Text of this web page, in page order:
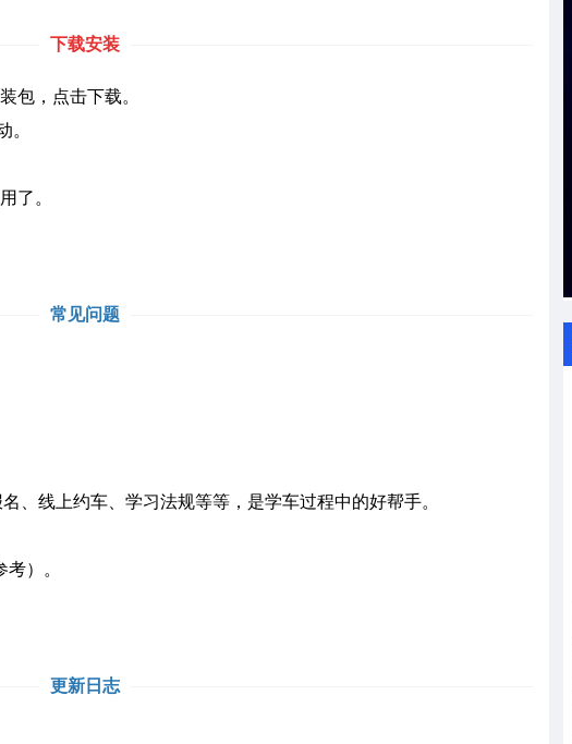
下载安装
，点击下载。
了。
常见问题
线上约车、学习法规等等，是学车过程中的好帮手。
）。
更新日志